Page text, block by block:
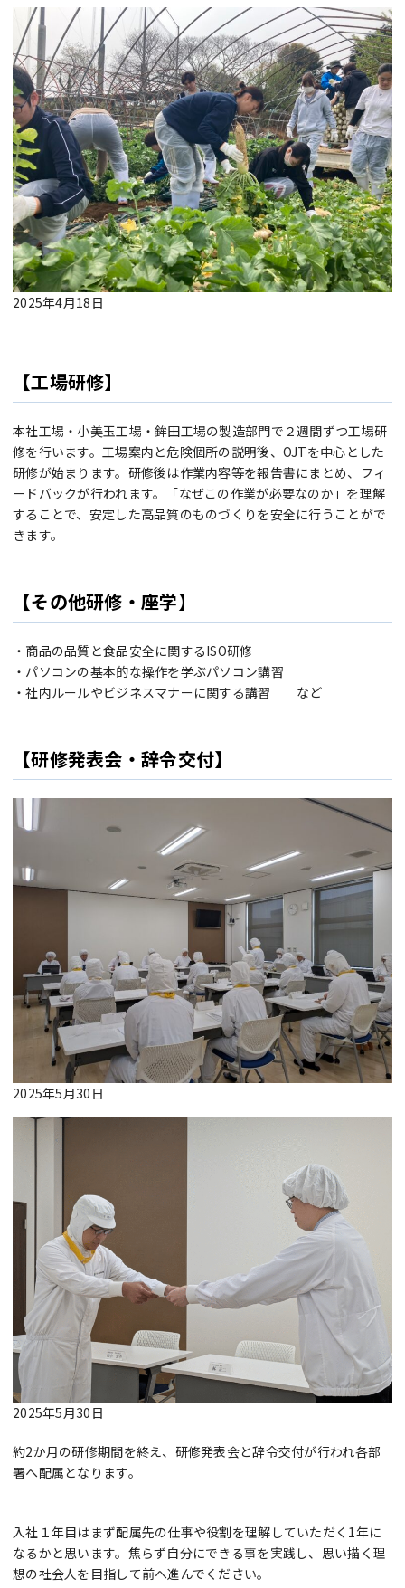
2025年4月18日
【工場研修】
本社工場・小美玉工場・鉾田工場の製造部門で２週間ずつ工場研
修を行います。工場案内と危険個所の説明後、OJTを中心とした
研修が始まります。研修後は作業内容等を報告書にまとめ、フィ
ードバックが行われます。「なぜこの作業が必要なのか」を理解
することで、安定した高品質のものづくりを安全に行うことがで
きます。
【その他研修・座学】
・商品の品質と食品安全に関するISO研修
・パソコンの基本的な操作を学ぶパソコン講習
・社内ルールやビジネスマナーに関する講習 など
【研修発表会・辞令交付】
2025年5月30日
2025年5月30日
約2か月の研修期間を終え、研修発表会と辞令交付が行われ各部
署へ配属となります。
入社１年目はまず配属先の仕事や役割を理解していただく1年に
なるかと思います。焦らず自分にできる事を実践し、思い描く理
想の社会人を目指して前へ進んでください。